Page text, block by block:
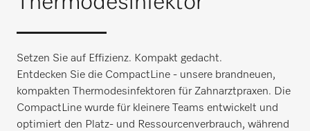
Setzen Sie auf Effizienz. Kompakt gedacht.
Entdecken Sie die CompactLine - unsere brandneuen,
kompakten Thermodesinfektoren für Zahnarztpraxen. Die
CompactLine wurde für kleinere Teams entwickelt und
optimiert den Platz- und Ressourcenverbrauch, während